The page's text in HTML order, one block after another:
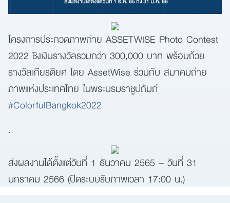
ค้นหา
สำหรับ:
โครงการประกวดภาพถ่าย ASSETWISE Photo Contest
2022 ชิงเงินรางวัลรวมกว่า 300,000 บาท พร้อมถ้วย
รางวัลเกียรติยศ โดย AssetWise ร่วมกับ สมาคมถ่าย
ภาพแห่งประเทศไทย ในพระบรมราชูปถัมภ์
#ColorfulBangkok2022
.
ส่งผลงานได้ตั้งแต่วันที่ 1 ธันวาคม 2565 – วันที่ 31
มกราคม 2566 (ปิดระบบรับภาพเวลา 17:00 น.)
เพื่อให้ไม่พลาดข้อมูลข่าวสาร และโอกาสรับข้อเสนอ
ที่สำคัญฉันยินยอมรับข้อมูลข่าวสารโปรโมชันและ
ข่าวสารจาก